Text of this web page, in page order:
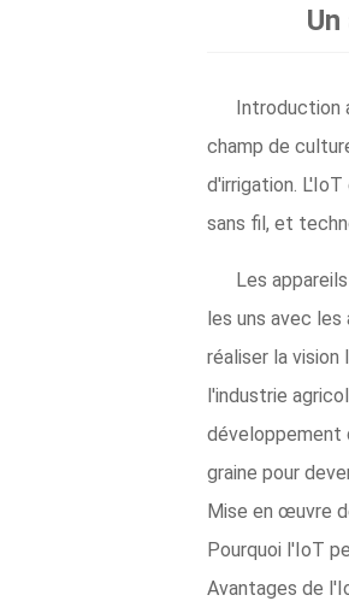
Introduction
champ de
d'irrigation.
sans fil, et
Les
les uns avec
réaliser la
l'industrie
développement
graine pour
Mise en œuvre
Pourquoi l'IoT
Avantages de